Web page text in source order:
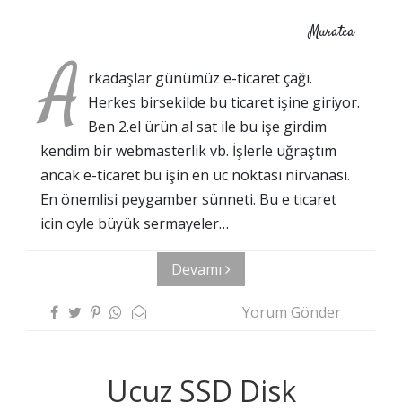
Muratca
A rkadaşlar günümüz e-ticaret çağı.
Herkes birsekilde bu ticaret işine giriyor.
Ben 2.el ürün al sat ile bu işe girdim
kendim bir webmasterlik vb. İşlerle uğraştım
ancak e-ticaret bu işin en uc noktası nirvanası.
En önemlisi peygamber sünneti. Bu e ticaret
icin oyle büyük sermayeler…
Devamı
Yorum Gönder
Ucuz SSD Disk